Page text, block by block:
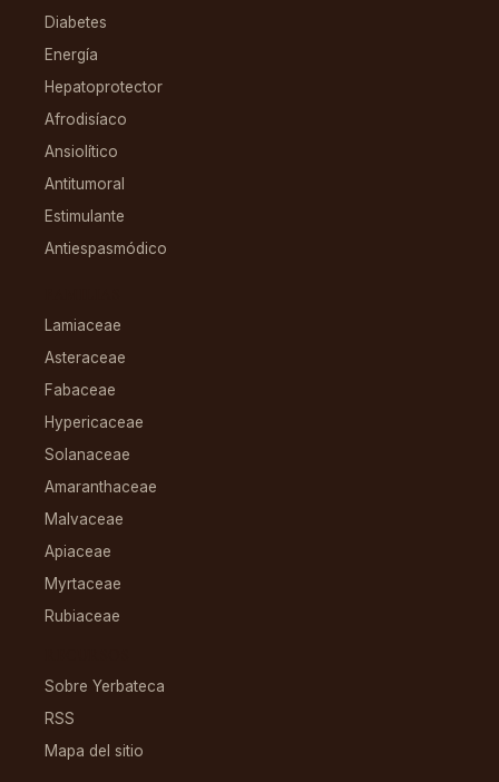
Diabetes
Energía
Hepatoprotector
Afrodisíaco
Ansiolítico
Antitumoral
Estimulante
Antiespasmódico
Lamiaceae
Asteraceae
Fabaceae
Hypericaceae
Solanaceae
Amaranthaceae
Malvaceae
Apiaceae
Myrtaceae
Rubiaceae
Sobre Yerbateca
RSS
Mapa del sitio